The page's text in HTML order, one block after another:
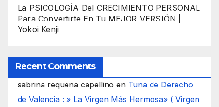
La PSICOLOGÍA Del CRECIMIENTO PERSONAL
Para Convertirte En Tu MEJOR VERSIÓN |
Yokoi Kenji
Recent Comments
sabrina requena capellino en Tuna de Derecho
de Valencia : » La Virgen Más Hermosa» ( Virgen